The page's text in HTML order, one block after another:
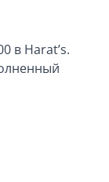
в Harat’s.